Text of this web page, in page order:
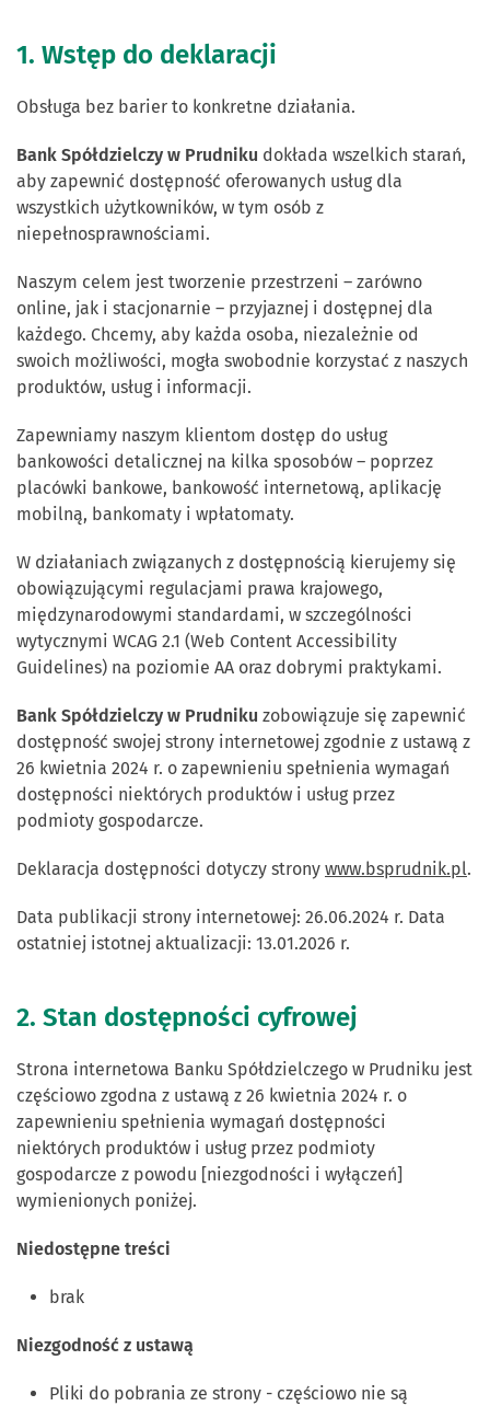
1. Wstęp do deklaracji
Obsługa bez barier to konkretne działania.
Bank Spółdzielczy w Prudniku dokłada wszelkich starań,
aby zapewnić dostępność oferowanych usług dla
wszystkich użytkowników, w tym osób z
niepełnosprawnościami.
Naszym celem jest tworzenie przestrzeni – zarówno
online, jak i stacjonarnie – przyjaznej i dostępnej dla
każdego. Chcemy, aby każda osoba, niezależnie od
swoich możliwości, mogła swobodnie korzystać z naszych
produktów, usług i informacji.
Zapewniamy naszym klientom dostęp do usług
bankowości detalicznej na kilka sposobów – poprzez
placówki bankowe, bankowość internetową, aplikację
mobilną, bankomaty i wpłatomaty.
W działaniach związanych z dostępnością kierujemy się
obowiązującymi regulacjami prawa krajowego,
międzynarodowymi standardami, w szczególności
wytycznymi WCAG 2.1 (Web Content Accessibility
Guidelines) na poziomie AA oraz dobrymi praktykami.
Bank Spółdzielczy w Prudniku zobowiązuje się zapewnić
dostępność swojej strony internetowej zgodnie z ustawą z
26 kwietnia 2024 r. o zapewnieniu spełnienia wymagań
dostępności niektórych produktów i usług przez
podmioty gospodarcze.
Deklaracja dostępności dotyczy strony www.bsprudnik.pl.
Data publikacji strony internetowej: 26.06.2024 r. Data
ostatniej istotnej aktualizacji: 13.01.2026 r.
2. Stan dostępności cyfrowej
Strona internetowa Banku Spółdzielczego w Prudniku jest
częściowo zgodna z ustawą z 26 kwietnia 2024 r. o
zapewnieniu spełnienia wymagań dostępności
niektórych produktów i usług przez podmioty
gospodarcze z powodu [niezgodności i wyłączeń]
wymienionych poniżej.
Niedostępne treści
brak
Niezgodność z ustawą
Pliki do pobrania ze strony - częściowo nie są